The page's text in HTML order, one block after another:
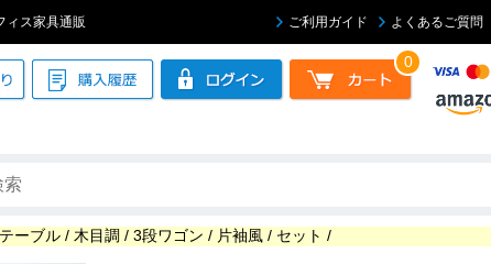
ィス家具通販 ご利用ガイド よくあるご質問
0
ーブル / 木目調 / 3段ワゴン / 片袖風 / セット /